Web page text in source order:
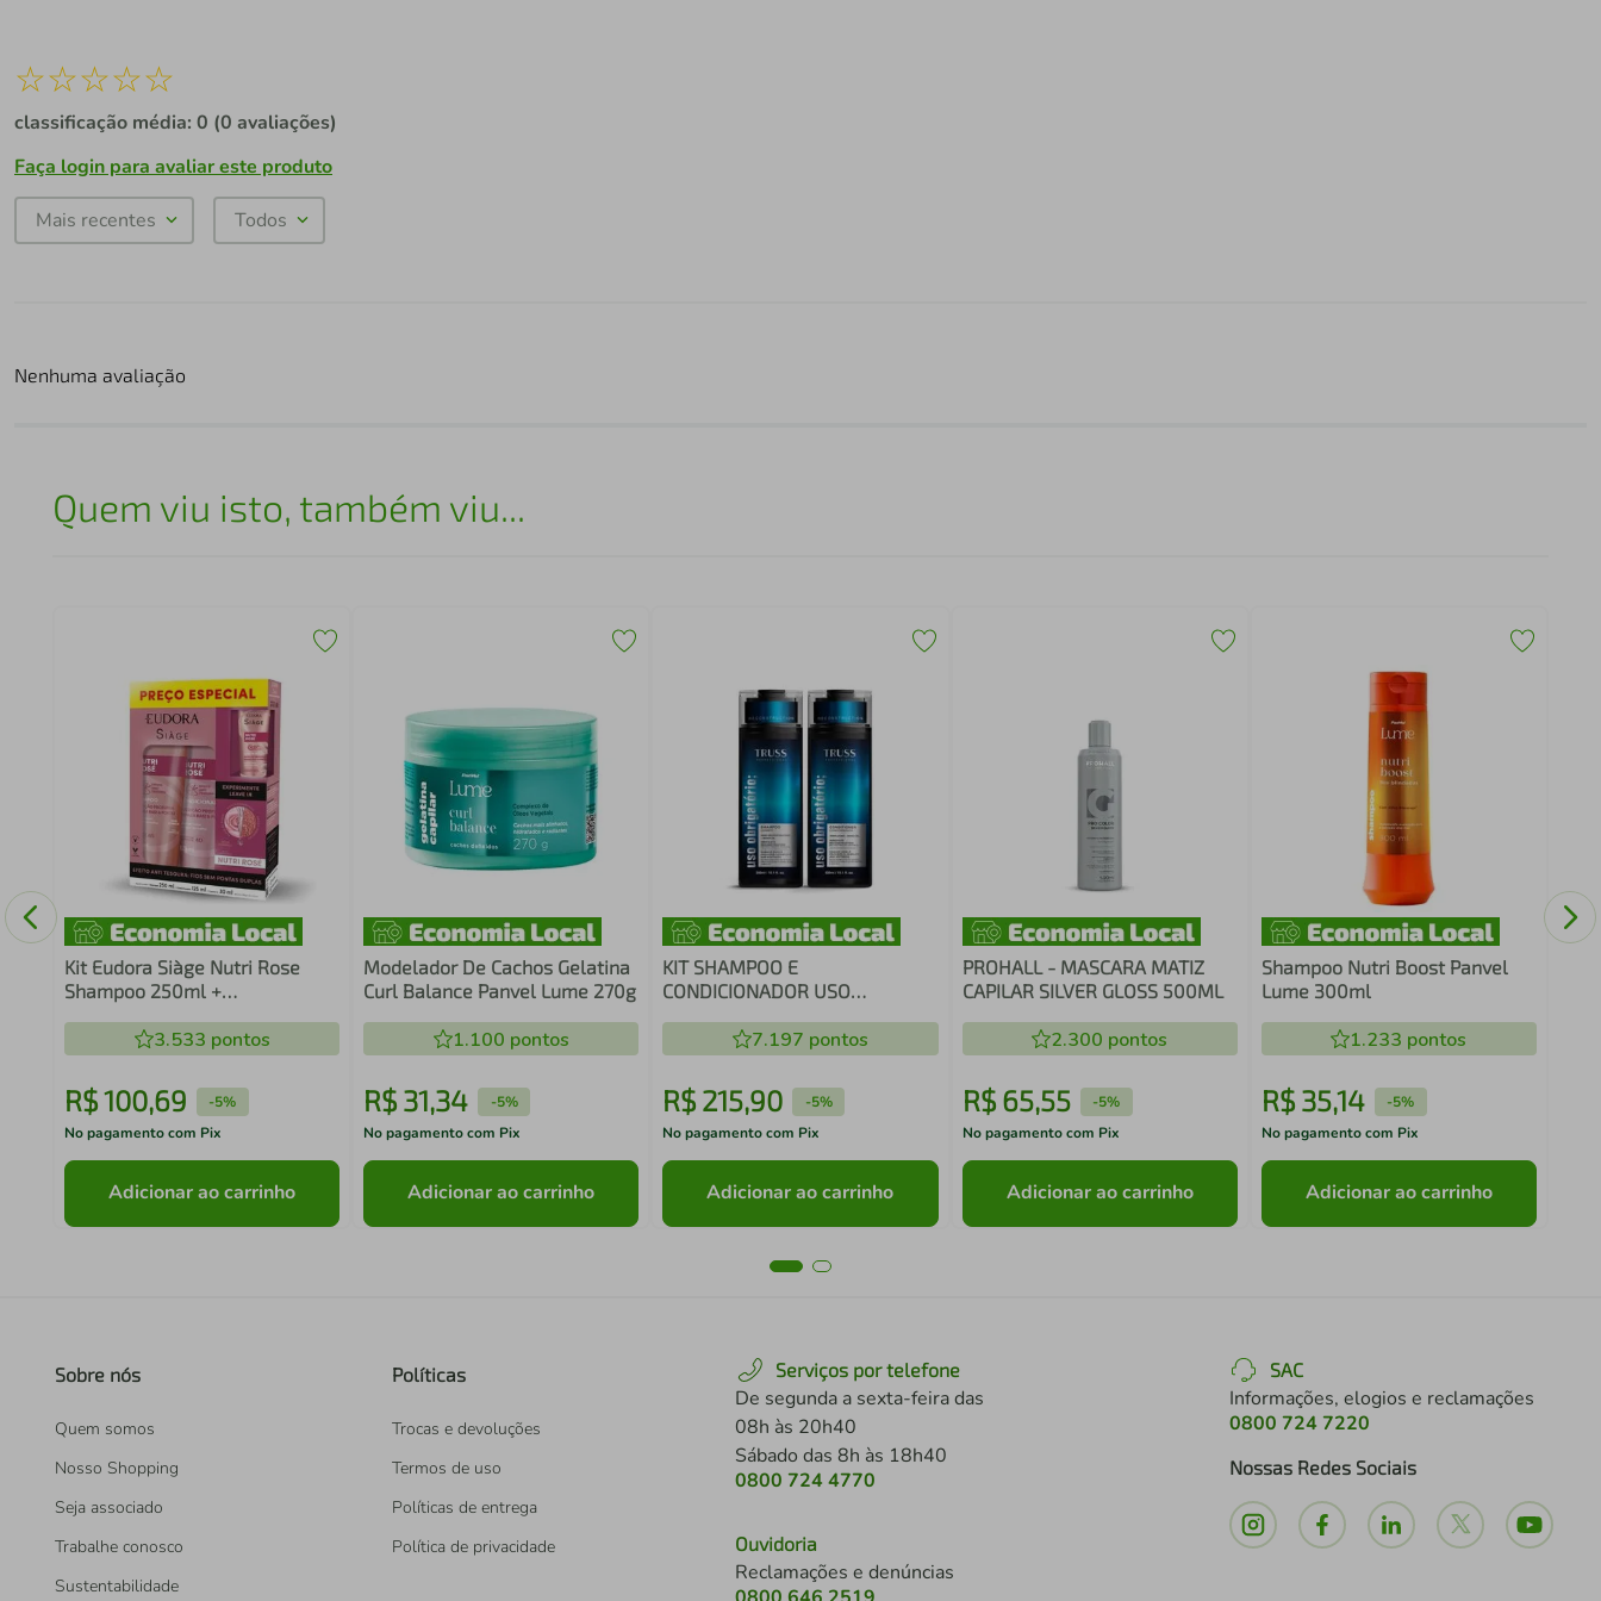
☆☆☆☆☆
classificação média: 0 (0 avaliações)
Faça login para avaliar este produto
Mais recentes Todos
Nenhuma avaliação
Quem viu isto, também viu...
Kit Eudora Siàge Nutri Rose
Shampoo 250ml +
3.533 pontos
R$100,69 -5%
No pagamento com Pix
Adicionar ao carrinho
Modelador De Cachos Gelatina
Curl Balance Panvel Lume 270g
1.100 pontos
R$ 31,34 -5%
No pagamento com Pix
Adicionar ao carrinho
KIT SHAMPOO E
CONDICIONADOR USO
7.197 pontos
R$215,90 -5%
No pagamento com Pix
Adicionar ao carrinho
PROHALL - MASCARA MATIZ
CAPILAR SILVER GLOSS 500ML
2.300 pontos
R$ 65,55 -5%
No pagamento com Pix
Adicionar ao carrinho
Shampoo Nutri Boost Panvel
Lume 300ml
1.233 pontos
R$ 35,14 -5%
No pagamento com Pix
Adicionar ao carrinho
Sobre nós
Quem somos
Nosso Shopping
Seja associado
Trabalhe conosco
Sustentabilidade
Políticas
Trocas e devoluções
Termos de uso
Políticas de entrega
Política de privacidade
Serviços por telefone
De segunda a sexta-feira das
08h às 20h40
Sábado das 8h às 18h40
0800 724 4770
Ouvidoria
Reclamações e denúncias
SAC
Informações, elogios e reclamações
0800 724 7220
Nossas Redes Sociais